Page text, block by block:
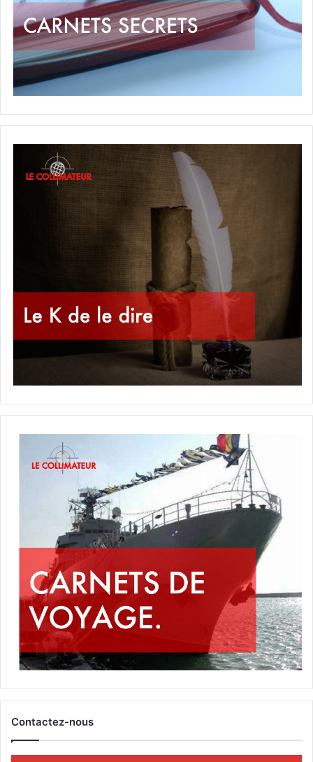
Contactez-nous